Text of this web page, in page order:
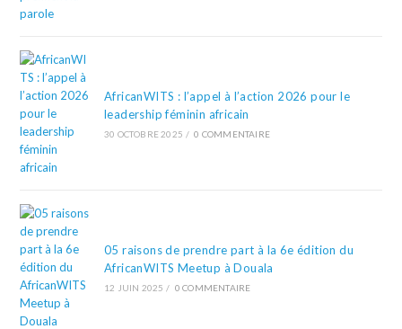
AfricanWITS : l’appel à l’action 2026 pour le
leadership féminin africain
30 OCTOBRE 2025 / 0 COMMENTAIRE
05 raisons de prendre part à la 6e édition du
AfricanWITS Meetup à Douala
12 JUIN 2025 / 0 COMMENTAIRE